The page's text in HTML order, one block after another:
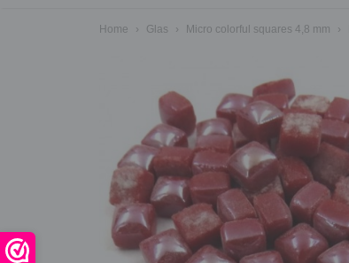
Home › Glas › Micro colorful squares 4,8 mm ›